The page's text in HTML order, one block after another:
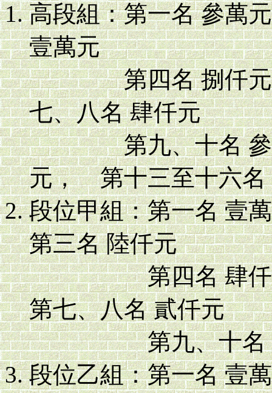
高段組：第一名 參
壹萬元
第四名 捌仟元，
七、八名 肆仟元
第九、十名 參仟
元， 第十三至十六名
段位甲組：第一名
第三名 陸仟元
第四名 肆仟元
第七、八名 貳仟元
第九、十名
段位乙組：第一名